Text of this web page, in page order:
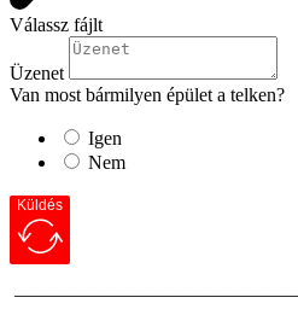
Válassz fájlt
Üzenet
Van most bármilyen épület a telken?
Igen
Nem
Küldés